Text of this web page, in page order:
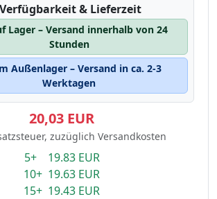
Lagerstatus:
Verfügbarkeit & Lieferzeit
Lager – Versand innerhalb von 24
Stunden
Außenlager – Versand in ca. 2-3
Werktagen
20,03 EUR
zuzüglich Versandkosten
5+ 19.83 EUR
10+ 19.63 EUR
15+ 19.43 EUR